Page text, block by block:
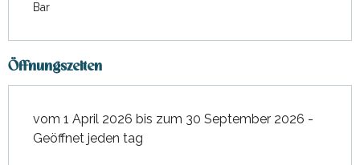
Bar
Öffnungszeiten
vom 1 April 2026 bis zum 30 September 2026 -
Geöffnet jeden tag